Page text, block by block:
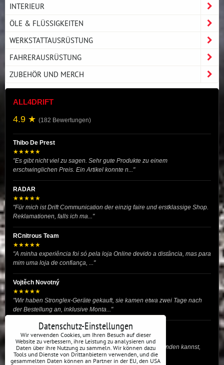
INTERIEUR
ÖLE & FLÜSSIGKEITEN
WERKSTATTAUSRÜSTUNG
FAHRERAUSRÜSTUNG
ZUBEHÖR UND MERCH
ALL4DRIFT
4.9 ★ (182 Bewertungen)
Thibo De Prest
★★★★★
"Es gibt nicht viel zu sagen. Sehr gute Produkte zu einem
erschwinglichen Preis. Ein Artikel konnte n..."
RADAR
★★★★★
"Für mich ist Drift Communication der einzig faire und erstklassige Shop.
Reklamationen, falls ich ma..."
RCnitrous Team
★★★★★
"A minha experiência foi só pela loja Online devido a distância, mas para
mim uma loja de confiança, ..."
Vojtěch Novotný
★★★★★
"Wir haben Stronglex-Geräte gekauft, sie kamen etwa zwei Tage nach
der Bestellung an, inklusive Monta..."
josef helmich
★★★★★
"Hier gibt es viele Dinge, die du für dein Drift-Auto verwenden kannst,
egal ob Profi oder für die St..."
Datenschutz-Einstellungen
Wir verwenden Cookies, um Ihren Besuch auf dieser
Website zu verbessern, ihre Leistung zu analysieren und
Daten über ihre Nutzung zu sammeln. Wir können dazu
Tools und Dienste von Drittanbietern verwenden, und die
gesammelten Daten können an Partner in der EU, den USA